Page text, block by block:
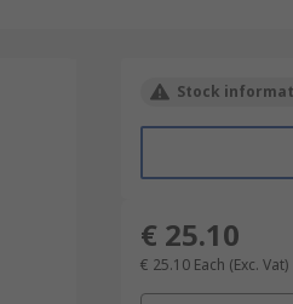
Stock
€ 25.10
€ 25.10 Each (Exc. Vat)